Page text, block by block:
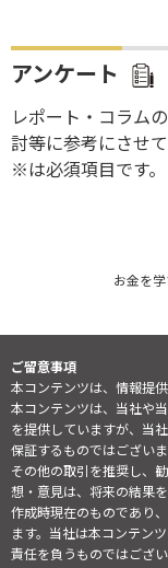
アンケート
レポート・コラム
討等に参考にさせて
※は必須項目です。
お金を
ご留意事項
本コンテンツは、情報提
本コンテンツは、当社や
を提供していますが、当
保証するものではござい
その他の取引を推奨し、
想・意見は、将来の結果
作成時現在のものであり
ます。当社は本コンテン
責任を負うものではござ